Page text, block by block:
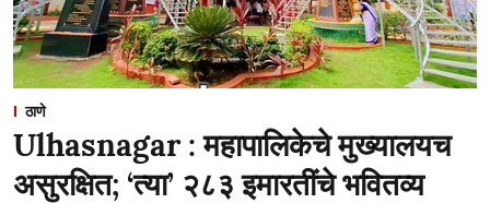
ठाणे
Ulhasnagar : महापालिकेचे मुख्यालयच
असुरक्षित; ‘त्या’ २८३ इमारतींचे भवितव्य